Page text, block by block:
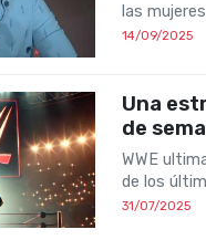
las
14/09/2025
Una
de
WWE
de los
31/07/2025